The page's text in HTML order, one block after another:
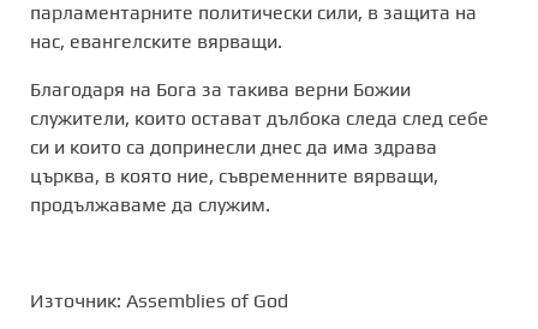
парламентарните политически сили, в защита на
нас, евангелските вярващи.
Благодаря на Бога за такива верни Божии
служители, които остават дълбока следа след себе
си и които са допринесли днес да има здрава
църква, в която ние, съвременните вярващи,
продължаваме да служим.
Източник: Assemblies of God